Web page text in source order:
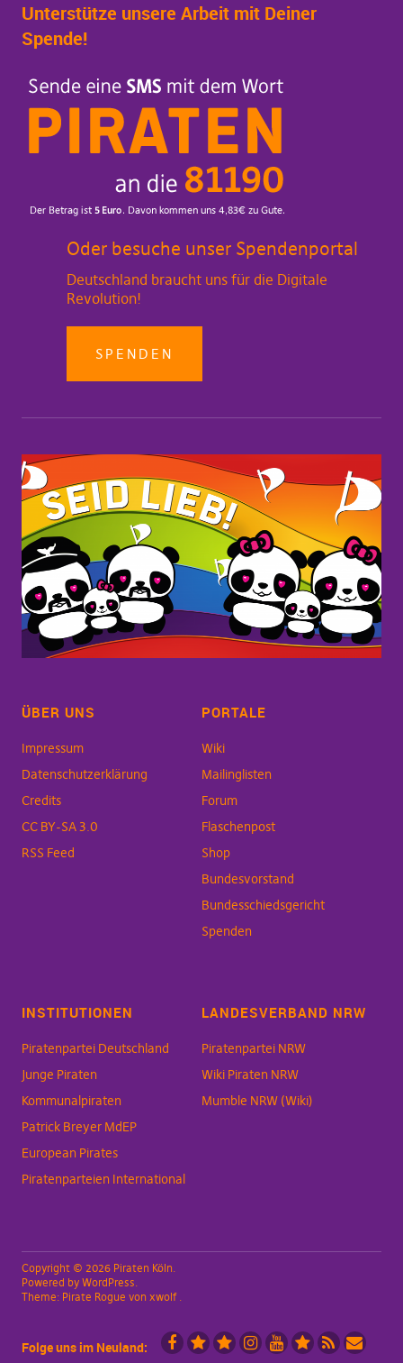
Unterstütze unsere Arbeit mit Deiner
Spende!
Oder besuche unser Spendenportal
Deutschland braucht uns für die Digitale
Revolution!
SPENDEN
ÜBER UNS
Impressum
Datenschutzerklärung
Credits
CC BY-SA 3.0
RSS Feed
PORTALE
Wiki
Mailinglisten
Forum
Flaschenpost
Shop
Bundesvorstand
Bundesschiedsgericht
Spenden
INSTITUTIONEN
Piratenpartei Deutschland
Junge Piraten
Kommunalpiraten
Patrick Breyer MdEP
European Pirates
Piratenparteien International
LANDESVERBAND NRW
Piratenpartei NRW
Wiki Piraten NRW
Mumble NRW (Wiki)
Copyright © 2026 Piraten Köln
Powered by WordPress
Theme: Pirate Rogue von xwolf
Folge uns im Neuland: